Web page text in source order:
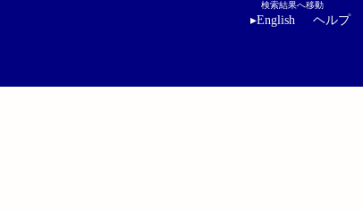
検索結果へ移動
▸English ヘルプ